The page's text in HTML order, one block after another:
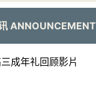
ANNOUNCEMENT
成年礼回顾影片